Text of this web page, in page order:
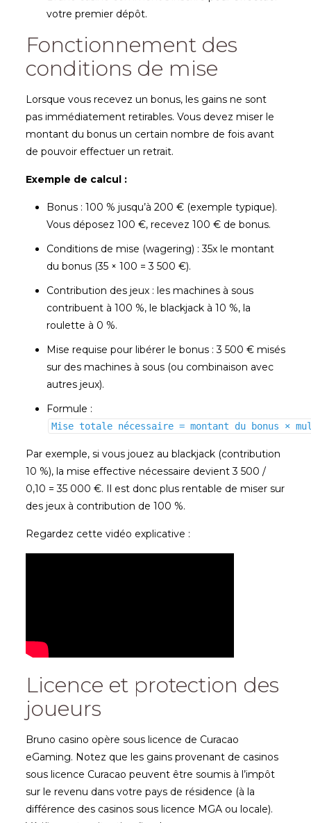
votre premier dépôt.
Fonctionnement des
conditions de mise
Lorsque vous recevez un bonus, les gains ne sont
pas immédiatement retirables. Vous devez miser le
montant du bonus un certain nombre de fois avant
de pouvoir effectuer un retrait.
Exemple de calcul :
Bonus : 100 % jusqu’à 200 € (exemple typique).
Vous déposez 100 €, recevez 100 € de bonus.
Conditions de mise (wagering) : 35x le montant
du bonus (35 × 100 = 3 500 €).
Contribution des jeux : les machines à sous
contribuent à 100 %, le blackjack à 10 %, la
roulette à 0 %.
Mise requise pour libérer le bonus : 3 500 € misés
sur des machines à sous (ou combinaison avec
autres jeux).
Formule :
Mise totale nécessaire = montant du bonus ×
Par exemple, si vous jouez au blackjack (contribution
10 %), la mise effective nécessaire devient 3 500 /
0,10 = 35 000 €. Il est donc plus rentable de miser sur
des jeux à contribution de 100 %.
Regardez cette vidéo explicative :
Licence et protection des
joueurs
Bruno casino opère sous licence de Curacao
eGaming. Notez que les gains provenant de casinos
sous licence Curacao peuvent être soumis à l’impôt
sur le revenu dans votre pays de résidence (à la
différence des casinos sous licence MGA ou locale).